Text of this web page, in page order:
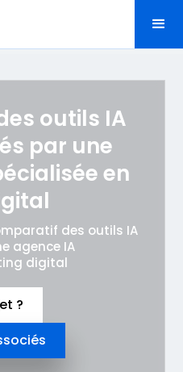
outils IA
par une
en
des outils IA
agence IA
digital
?